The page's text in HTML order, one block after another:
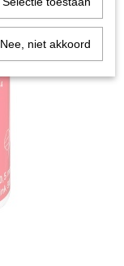
Nee, niet akkoord